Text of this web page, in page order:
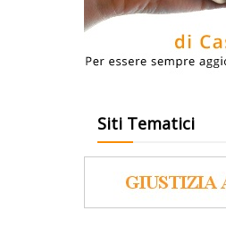
Siti Tematici